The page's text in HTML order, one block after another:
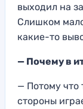
выходил на
Слишком
какие-то
— Почему в
— Потому что
стороны